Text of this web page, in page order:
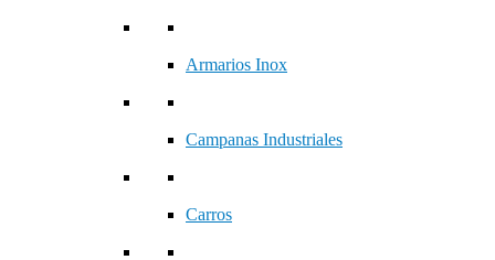
Armarios Inox
Campanas Industriales
Carros